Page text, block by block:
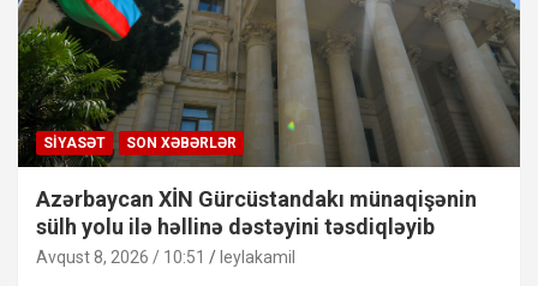
SIYASƏT SON XƏBƏRLƏR
Azərbaycan XİN Gürcüstandakı münaqişənin
sülh yolu ilə həllinə dəstəyini təsdiqləyib
Avqust 8, 2026 / 10:51 leylakamil